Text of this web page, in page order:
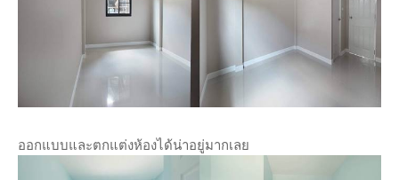
ออกแบบและตกแต่งห้องได้น่าอยู่มากเลย